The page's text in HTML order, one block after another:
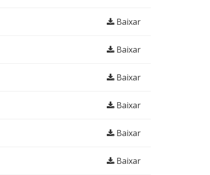
Baixar
Baixar
Baixar
Baixar
Baixar
Baixar